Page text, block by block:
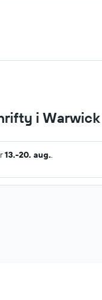
i Warwick
13.-20. aug..